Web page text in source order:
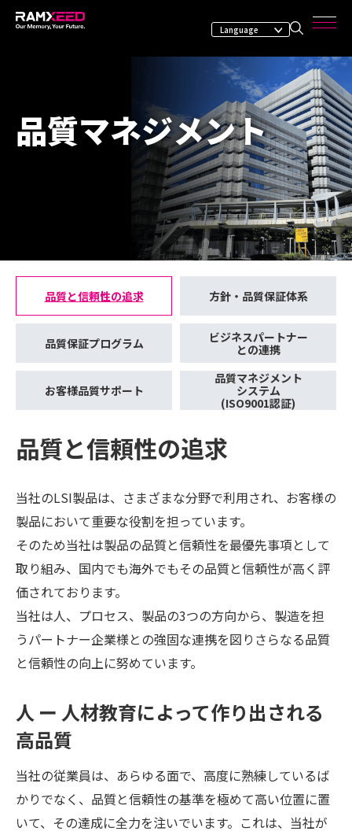
品質マネジメント
品質と信頼性の追求 方針・品質保証体系
品質保証プログラム
ビジネスパートナー
との連携
お客様品質サポート
品質マネジメント
システム
(ISO9001認証)
品質と信頼性の追求
当社のLSI製品は、さまざまな分野で利用され、お客様の
製品において重要な役割を担っています。
そのため当社は製品の品質と信頼性を最優先事項として
取り組み、国内でも海外でもその品質と信頼性が高く評
価されております。
当社は人、プロセス、製品の3つの方向から、製造を担
うパートナー企業様との強固な連携を図りさらなる品質
と信頼性の向上に努めています。
人 ー 人材教育によって作り出される
高品質
当社の従業員は、あらゆる面で、高度に熟練しているば
かりでなく、品質と信頼性の基準を極めて高い位置に置
いて、その達成に全力を注いでいます。これは、当社が